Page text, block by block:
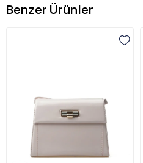
Benzer Ürünler